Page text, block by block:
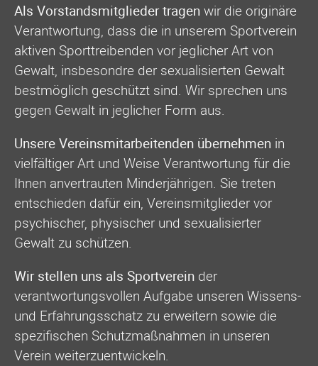
Als Vorstandsmitglieder tragenwir die originäre
Verantwortung, dass die in unserem Sportverein
aktiven Sporttreibenden vor jeglicher Art von
Gewalt, insbesondre der sexualisierten Gewalt
bestmöglich geschützt sind. Wir sprechen uns
gegen Gewalt in jeglicher Form aus.
Unsere Vereinsmitarbeitenden übernehmen in
vielfältiger Art und Weise Verantwortung für die
Ihnen anvertrauten Minderjährigen. Sie treten
entschieden dafür ein, Vereinsmitglieder vor
psychischer, physischer und sexualisierter
Gewalt zu schützen.
Wir stellen uns als Sportverein der
verantwortungsvollen Aufgabe unseren Wissens-
und Erfahrungsschatz zu erweitern sowie die
spezifischen Schutzmaßnahmen in unseren
Verein weiterzuentwickeln.